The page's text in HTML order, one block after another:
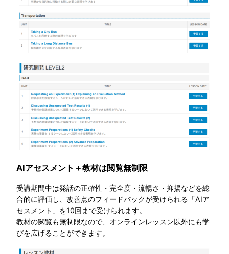
AIアセスメント＋教材は閲覧無制限
受講期間中は発話の正確性・完全度・流暢さ・抑揚などを総
合的に評価し、改善点のフィードバックが受けられる「AIア
セスメント」を10回まで受けられます。
教材の閲覧も無制限なので、オンラインレッスン以外にも学
びを広げることができます。